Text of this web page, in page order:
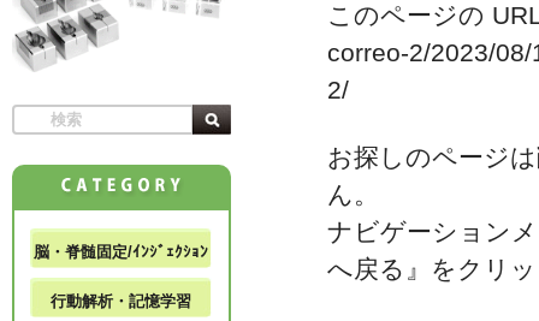
このページの
correo-2/2023/
2/
お探しのページ
ん。
ナビゲーション
へ戻る』をクリ
脳・脊髄固定/ｲﾝｼﾞｪｸｼｮﾝ
行動解析・記憶学習